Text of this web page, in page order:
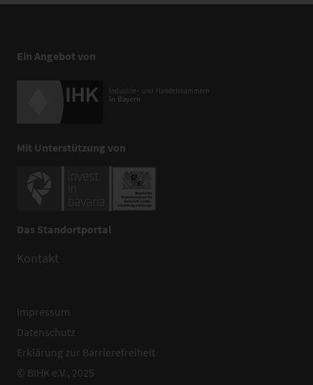
Ein Angebot von
Mit Unterstützung von
Das Standortportal
Kontakt
Impressum
Datenschutz
Erklärung zur Barrierefreiheit
© BIHK e.V., 2025